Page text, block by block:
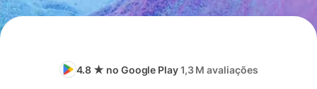
4.8 ★ no Google Play1,3 M avaliações